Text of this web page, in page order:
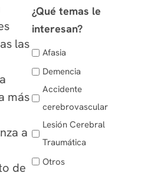
las
más
a
de
¿Qué temas le
interesan?
Afasia
Demencia
Accidente
cerebrovascular
Lesión Cerebral
Traumática
Otros